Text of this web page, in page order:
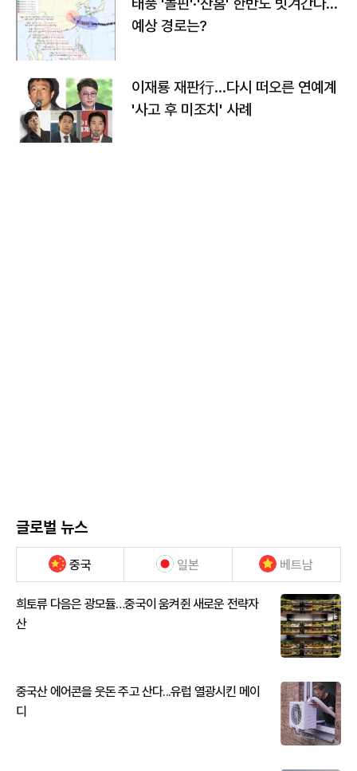
태풍 '돌핀'·'찬홈' 한반도 빗겨간다…
예상 경로는?
이재룡 재판行…다시 떠오른 연예계
'사고 후 미조치' 사례
글로벌 뉴스
중국 일본 베트남
희토류 다음은 광모듈…중국이 움켜쥔 새로운 전략자
산
중국산 에어콘을 웃돈 주고 산다...유럽 열광시킨 메이
디